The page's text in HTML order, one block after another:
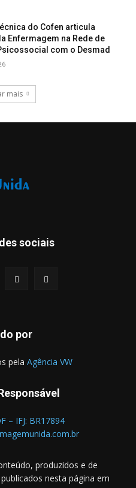
do Cofen articula
Enfermagem na Rede de
com o Desmad
mais
sociais
por
pela Agência VW
– IFJ: BR17894
produzidos e de
nesta página em